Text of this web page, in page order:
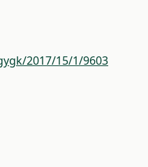
2017/15/1/9603